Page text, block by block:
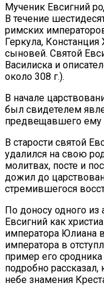
Мученик Евсигний
В течение
римских
Геркула, Констанция
сыновей. Святой
Василиска и
около 308 г.).
В начале
был свидетелем
предвещавшего ему
В старости святой
удалился на свою
молитвах, посте и
дожил до
стремившегося
По доносу одного из
Евсигний как
императора Юлиана
императора в
пример его
подробно
небе знамения